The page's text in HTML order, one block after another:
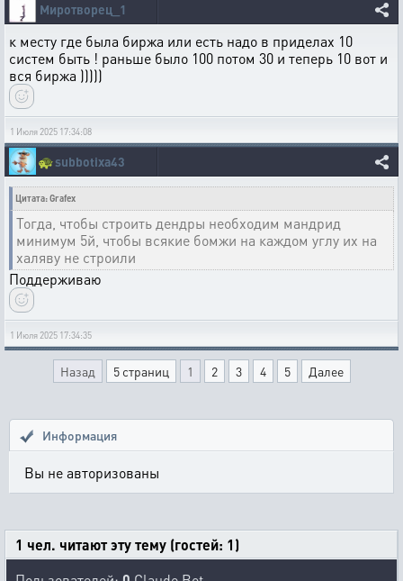
Миротворец_1
к месту где была биржа или есть надо в приделах 10
систем быть ! раньше было 100 потом 30 и теперь 10 вот и
вся биржа )))))
1 Июля 2025 17:34:08
🐢subbotixa43
Цитата: Grafex
Тогда, чтобы строить дендры необходим мандрид
минимум 5й, чтобы всякие бомжи на каждом углу их на
халяву не строили
Поддерживаю
1 Июля 2025 17:34:35
Назад 5 страниц 1 2 3 4 5 Далее
Информация
Вы не авторизованы
1 чел. читают эту тему (гостей: 1)